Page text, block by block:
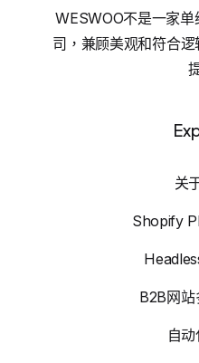
WESWOO不是一家
司，兼顾美观和符合
关
Shopify
B2B网
自